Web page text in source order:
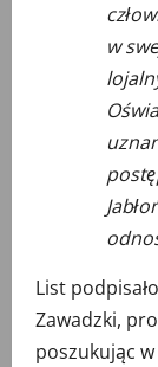
w
List
Zawadzki,
poszukując